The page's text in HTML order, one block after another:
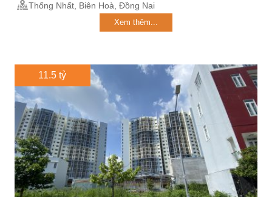
Thống Nhất, Biên Hoà, Đồng Nai
Xem thêm...
11.5 tỷ